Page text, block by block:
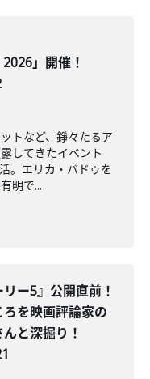
2026」開催！
トなど、錚々たるア
してきたイベント
。エリカ・バドゥを
明で...
リー5』公開直前！
を映画評論家の
と深掘り！